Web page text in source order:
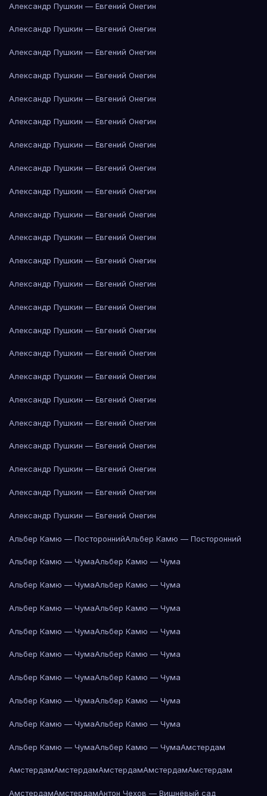
Александр Пушкин — Евгений Онегин
Александр Пушкин — Евгений Онегин
Александр Пушкин — Евгений Онегин
Александр Пушкин — Евгений Онегин
Александр Пушкин — Евгений Онегин
Александр Пушкин — Евгений Онегин
Александр Пушкин — Евгений Онегин
Александр Пушкин — Евгений Онегин
Александр Пушкин — Евгений Онегин
Александр Пушкин — Евгений Онегин
Александр Пушкин — Евгений Онегин
Александр Пушкин — Евгений Онегин
Александр Пушкин — Евгений Онегин
Александр Пушкин — Евгений Онегин
Александр Пушкин — Евгений Онегин
Александр Пушкин — Евгений Онегин
Александр Пушкин — Евгений Онегин
Александр Пушкин — Евгений Онегин
Александр Пушкин — Евгений Онегин
Александр Пушкин — Евгений Онегин
Александр Пушкин — Евгений Онегин
Александр Пушкин — Евгений Онегин
Александр Пушкин — Евгений Онегин
Альбер Камю — ПостороннийАльбер Камю — Посторонний
Альбер Камю — ЧумаАльбер Камю — Чума
Альбер Камю — ЧумаАльбер Камю — Чума
Альбер Камю — ЧумаАльбер Камю — Чума
Альбер Камю — ЧумаАльбер Камю — Чума
Альбер Камю — ЧумаАльбер Камю — Чума
Альбер Камю — ЧумаАльбер Камю — Чума
Альбер Камю — ЧумаАльбер Камю — Чума
Альбер Камю — ЧумаАльбер Камю — Чума
Альбер Камю — ЧумаАльбер Камю — ЧумаАмстердам
АмстердамАмстердамАмстердамАмстердамАмстердам
АмстердамАмстердамАнтон Чехов — Вишнёвый сад